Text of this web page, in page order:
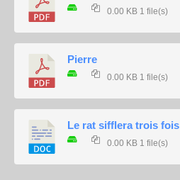
0.00 KB 1 file(s)
Pierre
0.00 KB 1 file(s)
Le rat sifflera trois fois
0.00 KB 1 file(s)